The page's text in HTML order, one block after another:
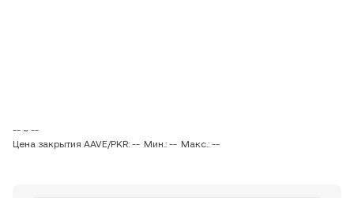
-- ~ --
Цена закрытия AAVE/PKR: -- Мин.: -- Макс.: --